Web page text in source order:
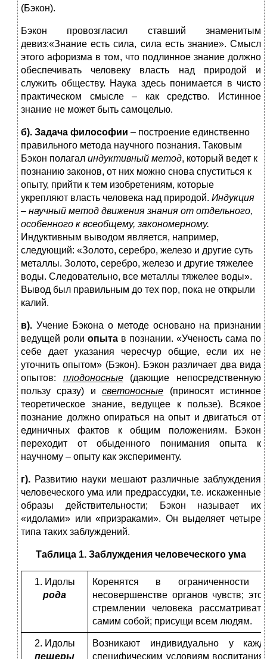
(Бэкон).
Бэкон провозгласил ставший знаменитым
девиз:«Знание есть сила, сила есть знание». Смысл
этого афоризма в том, что подлинное знание должно
обеспечивать человеку власть над природой и
служить обществу. Наука здесь понимается в чисто
практическом смысле – как средство. Истинное
знание не может быть самоцелью.
б). Задача философии – построение единственно
правильного метода научного познания. Таковым
Бэкон полагал индуктивный метод, который ведет к
познанию законов, от них можно снова спуститься к
опыту, прийти к тем изобретениям, которые
укрепляют власть человека над природой. Индукция
– научный метод движения знания от отдельного,
особенного к всеобщему, закономерному.
Индуктивным выводом является, например,
следующий: «Золото, серебро, железо и другие суть
металлы. Золото, серебро, железо и другие тяжелее
воды. Следовательно, все металлы тяжелее воды».
Вывод был правильным до тех пор, пока не открыли
калий.
в). Учение Бэкона о методе основано на признании
ведущей роли опыта в познании. «Ученость сама по
себе дает указания чересчур общие, если их не
уточнить опытом» (Бэкон). Бэкон различает два вида
опытов: плодоносные
(дающие непосредственную
пользу сразу) исветоносные (приносят истинное
теоретическое знание, ведущее к пользе). Всякое
познание должно опираться на опыт и двигаться от
единичных фактов к общим положениям. Бэкон
переходит от обыденного понимания опыта к
научному – опыту как эксперименту.
г). Развитию науки мешают различные заблуждения
человеческого ума или предрассудки, т.е. искаженные
образы действительности; Бэкон называет их
«идолами» или «призраками». Он выделяет четыре
типа таких заблуждений.
Таблица 1. Заблуждения человеческого ума
1. Идолы
рода
Коренятся в ограниченности
несовершенстве органов чувств;
стремлении человека
самим собой; присущи всем людям.
2. Идолы
пещеры
Возникают индивидуально у
специфическим условиям